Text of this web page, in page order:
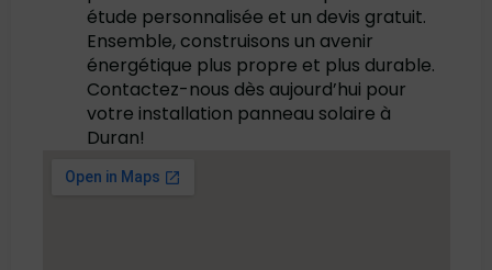
étude personnalisée et un devis gratuit.
Ensemble, construisons un avenir
énergétique plus propre et plus durable.
Contactez-nous dès aujourd’hui pour
votre installation panneau solaire à
Duran!